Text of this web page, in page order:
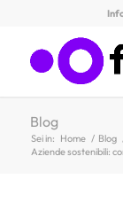
Blog
Sei in: Home / Blog
Aziende sostenibili: